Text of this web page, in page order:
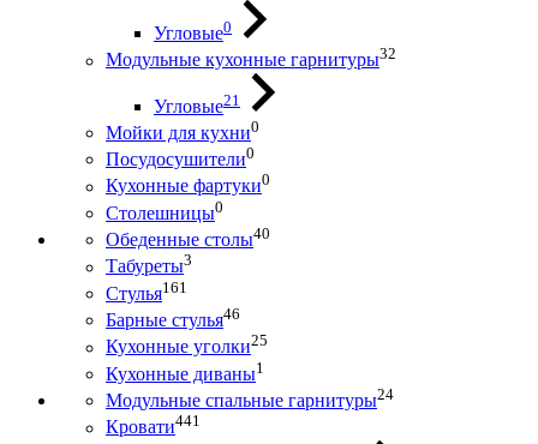
Угловые0
Модульные кухонные гарнитуры32
Угловые21
Мойки для кухни0
Посудосушители0
Кухонные фартуки0
Столешницы0
Обеденные столы40
Табуреты3
Стулья161
Барные стулья46
Кухонные уголки25
Кухонные диваны1
Модульные спальные гарнитуры24
Кровати441